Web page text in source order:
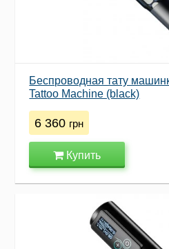
Беспроводная тату
Tattoo Machine (black)
6 360 грн
Купить